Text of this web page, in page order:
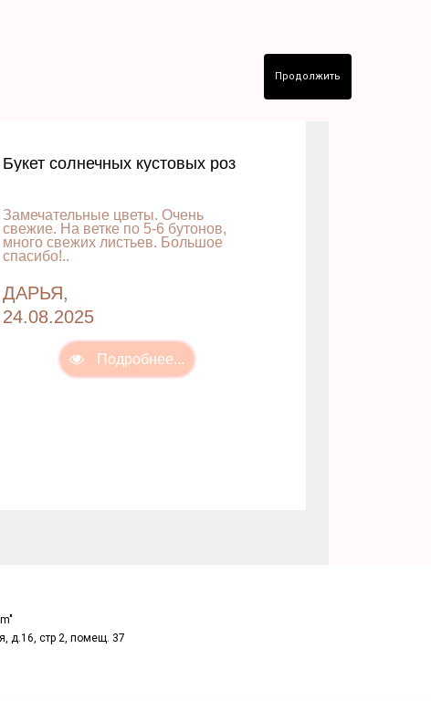
Продолжить
Букет солнечных кустовых роз
Замечательные цветы. Очень
свежие. На ветке по 5-6 бутонов,
много свежих листьев. Большое
спасибо!..
ДАРЬЯ,
24.08.2025
д.16, стр 2, помещ. 37